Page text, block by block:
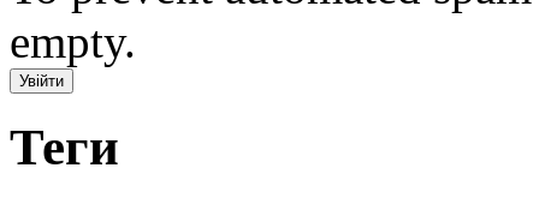
empty.
Теги